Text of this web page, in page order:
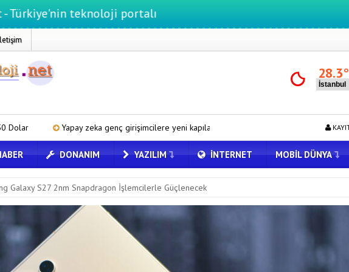
teknoloji portalı
28.3
zeka genç girişimcilere yeni kapılar açıyor iPhone 18 Pro Max ve iPhone Ultra
DONANIM YAZILIM İNTERNET MOBIL DÜNYA
Galaxy S27 2nm Snapdragon İşlemcilerle Güçlenecek